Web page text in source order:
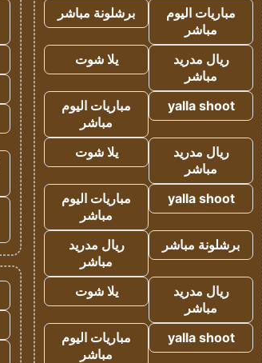
مباريات اليوم
مباشر
برشلونة مباشر
ريال مدريد
مباشر
يلا شوت
yalla shoot
مباريات اليوم
مباشر
ريال مدريد
مباشر
يلا شوت
yalla shoot
مباريات اليوم
مباشر
برشلونة مباشر
ريال مدريد
مباشر
ريال مدريد
مباشر
يلا شوت
yalla shoot
مباريات اليوم
مباشر